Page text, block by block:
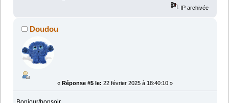
IP archivée
Doudou
« Réponse #5 le: 22 février 2025 à 18:40:10 »